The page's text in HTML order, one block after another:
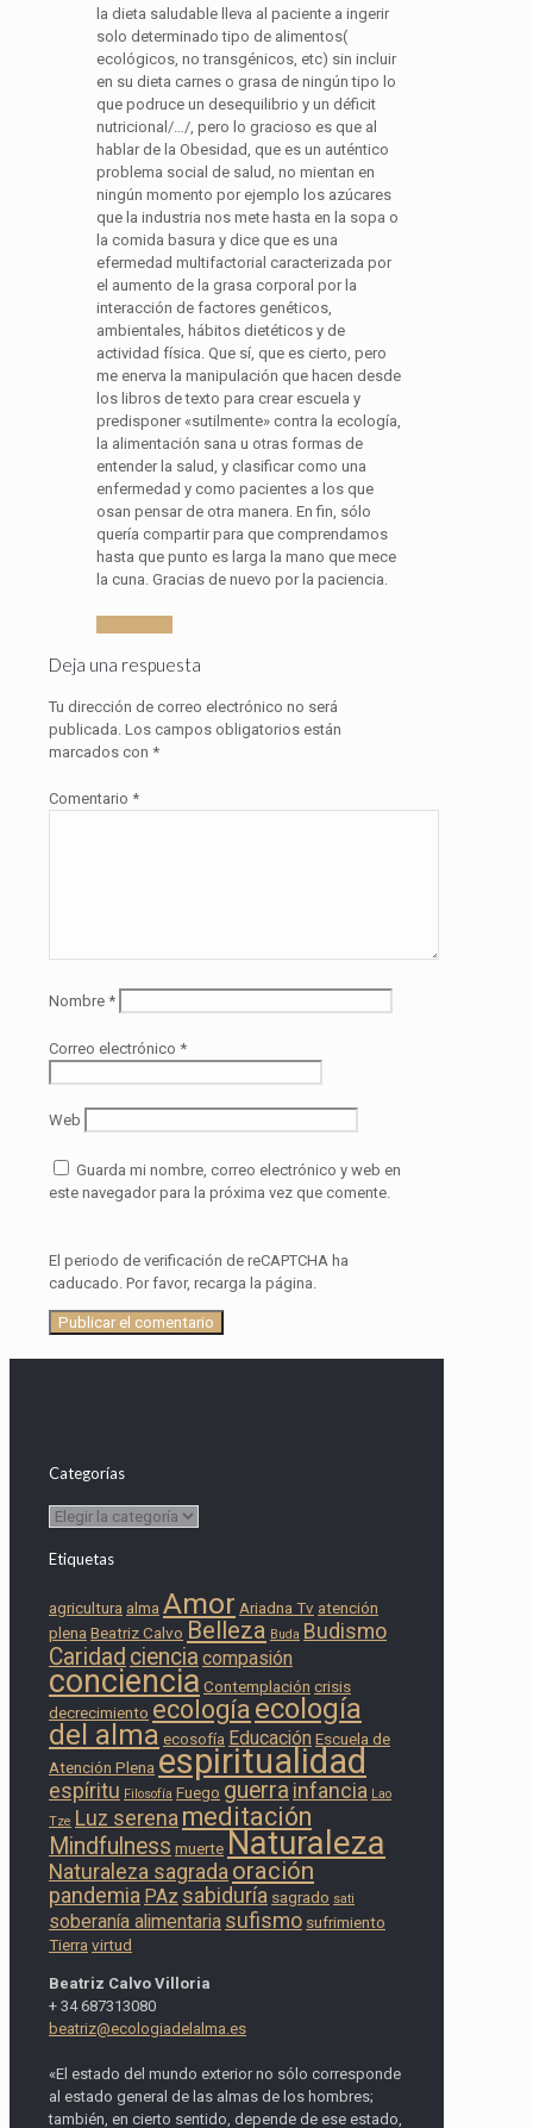
la dieta saludable lleva al paciente a ingerir
solo determinado tipo de alimentos(
ecológicos, no transgénicos, etc) sin incluir
en su dieta carnes o grasa de ningún tipo lo
que podruce un desequilibrio y un déficit
nutricional/…/, pero lo gracioso es que al
hablar de la Obesidad, que es un auténtico
problema social de salud, no mientan en
ningún momento por ejemplo los azúcares
que la industria nos mete hasta en la sopa o
la comida basura y dice que es una
efermedad multifactorial caracterizada por
el aumento de la grasa corporal por la
interacción de factores genéticos,
ambientales, hábitos dietéticos y de
actividad física. Que sí, que es cierto, pero
me enerva la manipulación que hacen desde
los libros de texto para crear escuela y
predisponer «sutilmente» contra la ecología,
la alimentación sana u otras formas de
entender la salud, y clasificar como una
enfermedad y como pacientes a los que
osan pensar de otra manera. En fin, sólo
quería compartir para que comprendamos
hasta que punto es larga la mano que mece
la cuna. Gracias de nuevo por la paciencia.
Deja una respuesta
Tu dirección de correo electrónico no será
publicada. Los campos obligatorios están
marcados con *
Comentario *
Nombre *
Correo electrónico *
Web
Guarda mi nombre, correo electrónico y web en
este navegador para la próxima vez que comente.
El periodo de verificación de reCAPTCHA ha
caducado. Por favor, recarga la página.
Categorías
Categorías
Etiquetas
agricultura alma Amor Ariadna Tv atención
plena Beatriz Calvo Belleza Buda Budismo
Caridad ciencia compasión
conciencia Contemplación crisis
decrecimiento ecología ecología
del alma ecosofía Educación Escuela de
Atención Plena espiritualidad
espíritu Filosofía Fuego guerra infancia Lao
Tze Luz serena meditación
Mindfulness muerte Naturaleza
Naturaleza sagrada oración
pandemia PAz sabiduría sagrado sati
soberanía alimentaria sufismo sufrimiento
Tierra virtud
Beatriz Calvo Villoria
+ 34 687313080
beatriz@ecologiadelalma.es
«El estado del mundo exterior no sólo corresponde
al estado general de las almas de los hombres;
también, en cierto sentido, depende de ese estado,